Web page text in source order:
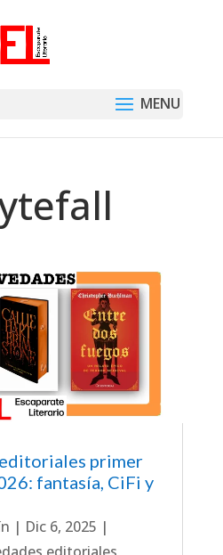
primer
fantasía, CiFi y
| Dic 6, 2025 |